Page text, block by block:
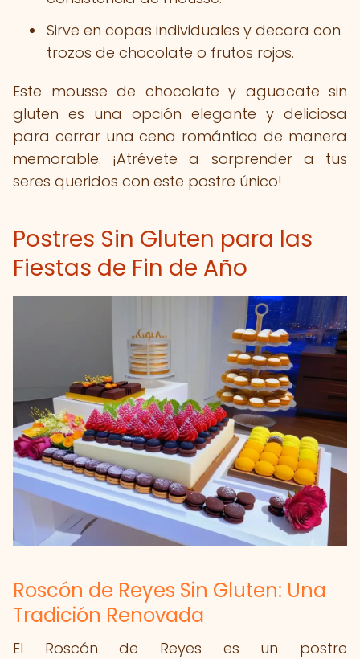
Sirve en copas individuales y decora con
trozos de chocolate o frutos rojos.
Este mousse de chocolate y aguacate sin
gluten es una opción elegante y deliciosa
para cerrar una cena romántica de manera
memorable. ¡Atrévete a sorprender a tus
seres queridos con este postre único!
Postres Sin Gluten para las
Fiestas de Fin de Año
Roscón de Reyes Sin Gluten: Una
Tradición Renovada
El Roscón de Reyes es un postre